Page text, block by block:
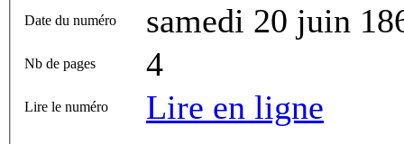
Date du numéro samedi 20 juin
Nb de pages 4
Lire le numéro Lire en ligne